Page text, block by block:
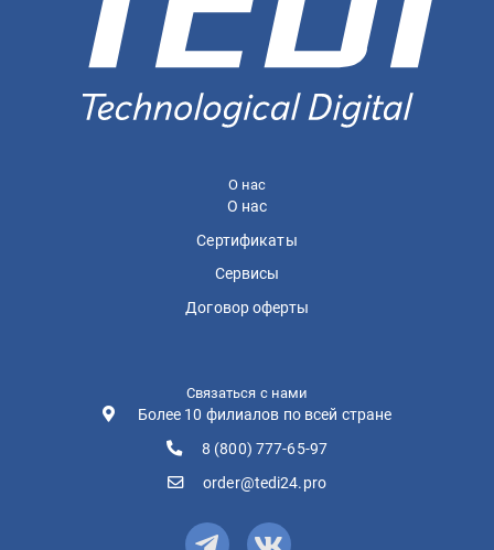
О нас
О нас
Сертификаты
Сервисы
Договор оферты
Связаться с нами
Более 10 филиалов по всей стране
8 (800) 777-65-97
order@tedi24.pro